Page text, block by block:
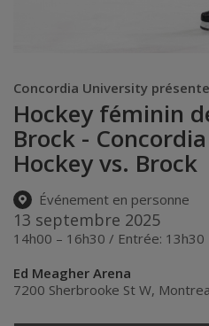
Concordia University présente
Hockey féminin
Brock -
Hockey vs. Brock
Événement en personne
13 septembre 2025
14h00 – 16h30 / Entrée: 13h30
Ed Meagher Arena
7200 Sherbrooke St W,